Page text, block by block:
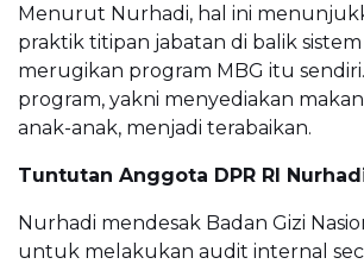
Menurut Nurhadi, hal ini
praktik titipan jabatan di balik
merugikan program MBG itu
program, yakni menyediakan
anak-anak, menjadi terabaikan.
Tuntutan Anggota DPR RI
Nurhadi mendesak Badan Gizi
untuk melakukan audit internal